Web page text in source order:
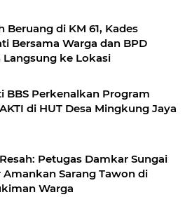
Beruang di KM 61, Kades
Bersama Warga dan BPD
Langsung ke Lokasi
BBS Perkenalkan Program
di HUT Desa Mingkung Jaya
Petugas Damkar Sungai
Amankan Sarang Tawon di
Warga